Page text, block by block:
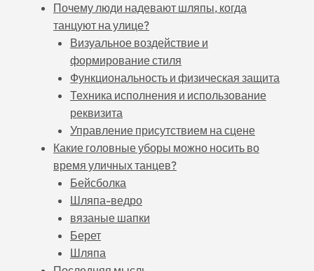
Почему люди надевают шляпы, когда
танцуют на улице?
Визуальное воздействие и
формирование стиля
Функциональность и физическая защита
Техника исполнения и использование
реквизита
Управление присутствием на сцене
Какие головные уборы можно носить во
время уличных танцев?
Бейсболка
Шляпа-ведро
вязаные шапки
Берет
Шляпа